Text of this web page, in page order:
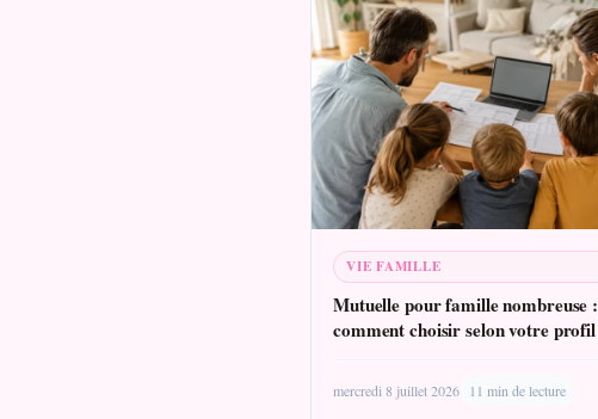
VIE FAMILLE
Mutuelle pour famille nombreuse :
comment choisir selon votre profil
mercredi 8 juillet 2026 11 min de lecture